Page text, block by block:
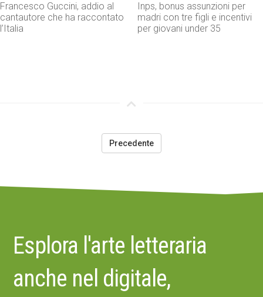
Francesco Guccini, addio al
cantautore che ha raccontato
l’Italia
Inps, bonus assunzioni per
madri con tre figli e incentivi
per giovani under 35
Precedente
Esplora l'arte letteraria
anche nel digitale,